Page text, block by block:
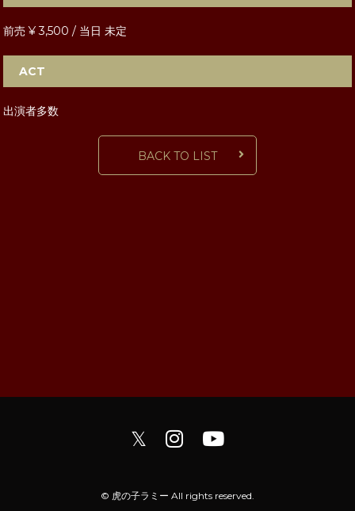
前売 ¥ 3,500 / 当日 未定
ACT
出演者多数
BACK TO LIST
𝕏
© 虎の子ラミー All rights reserved.